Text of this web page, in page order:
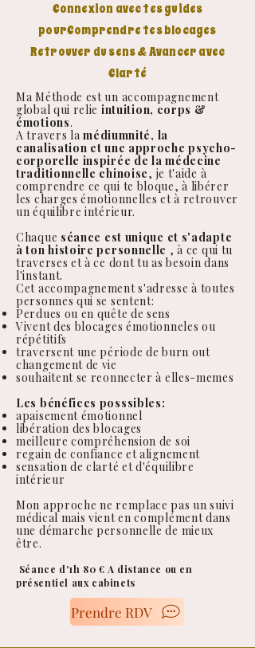
Connexion avec tes guides
pourComprendre tes blocages
Retrouver du sens & Avancer avec
Clarté
Ma Méthode est un accompagnement
global qui relie intuition, corps &
émotions.
A travers lamédiumnité, la
canalisation et une approche psycho-
corporelle inspirée de la médecine
traditionnelle chinoise, je t'aide à
comprendre ce qui te bloque, à libérer
les charges émotionnelles et à retrouver
un équilibre intérieur.
Chaque séance est unique et s'adapte
à ton histoire personnelle , à ce qui tu
traverses et à ce dont tu as besoin dans
l'instant.
Cet accompagnement s'adresse à toutes
personnes qui se sentent:
Perdues ou en quête de sens
Vivent des blocages émotionneles ou
répétitifs
traversent une période de burn out
changement de vie
souhaitent se reonnecter à elles-memes
Les bénéfices posssibles:
apaisement émotionnel
libération des blocages
meilleure compréhension de soi
regain de confiance et alignement
sensation de clarté et d'équilibre
intérieur
Mon approche ne remplace pas un suivi
médical mais vient en complément dans
une démarche personnelle de mieux
être.
Séance d'1h 80 € A distance ou en
présentiel aux cabinets
Prendre RDV